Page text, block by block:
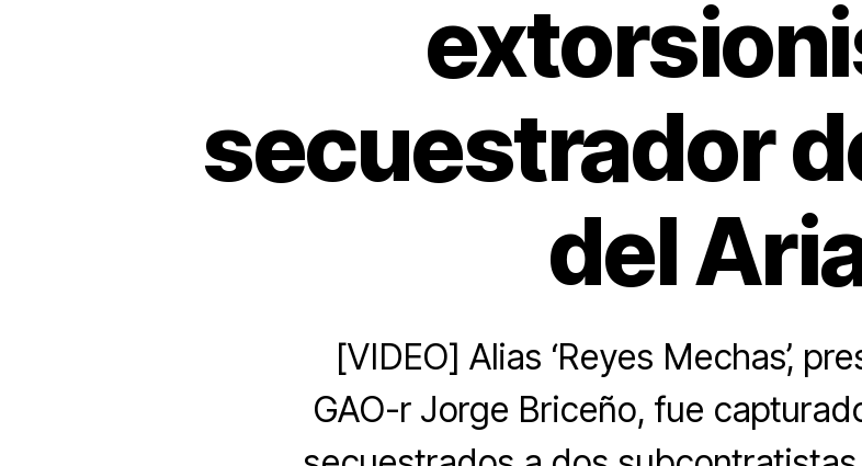
secuestrador
del
[VIDEO] Alias ‘Reyes Mechas’,
GAO-r Jorge Briceño, fue